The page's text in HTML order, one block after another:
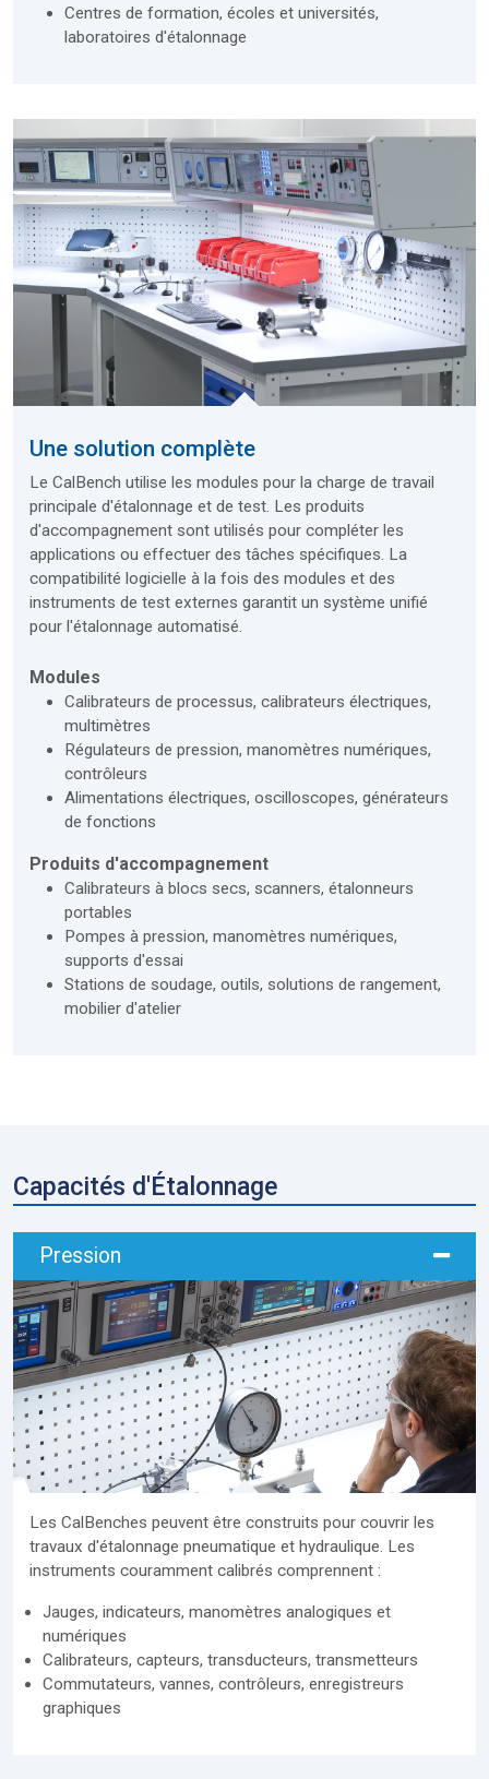
Centres de formation, écoles et universités,
laboratoires d'étalonnage
Une solution complète
Le CalBench utilise les modules pour la charge de travail
principale d'étalonnage et de test. Les produits
d'accompagnement sont utilisés pour compléter les
applications ou effectuer des tâches spécifiques. La
compatibilité logicielle à la fois des modules et des
instruments de test externes garantit un système unifié
pour l'étalonnage automatisé.
Modules
Calibrateurs de processus, calibrateurs électriques,
multimètres
Régulateurs de pression, manomètres numériques,
contrôleurs
Alimentations électriques, oscilloscopes, générateurs
de fonctions
Produits d'accompagnement
Calibrateurs à blocs secs, scanners, étalonneurs
portables
Pompes à pression, manomètres numériques,
supports d'essai
Stations de soudage, outils, solutions de rangement,
mobilier d'atelier
Capacités d'Étalonnage
Pression
Les CalBenches peuvent être construits pour couvrir les
travaux d'étalonnage pneumatique et hydraulique. Les
instruments couramment calibrés comprennent :
Jauges, indicateurs, manomètres analogiques et
numériques
Calibrateurs, capteurs, transducteurs, transmetteurs
Commutateurs, vannes, contrôleurs, enregistreurs
graphiques